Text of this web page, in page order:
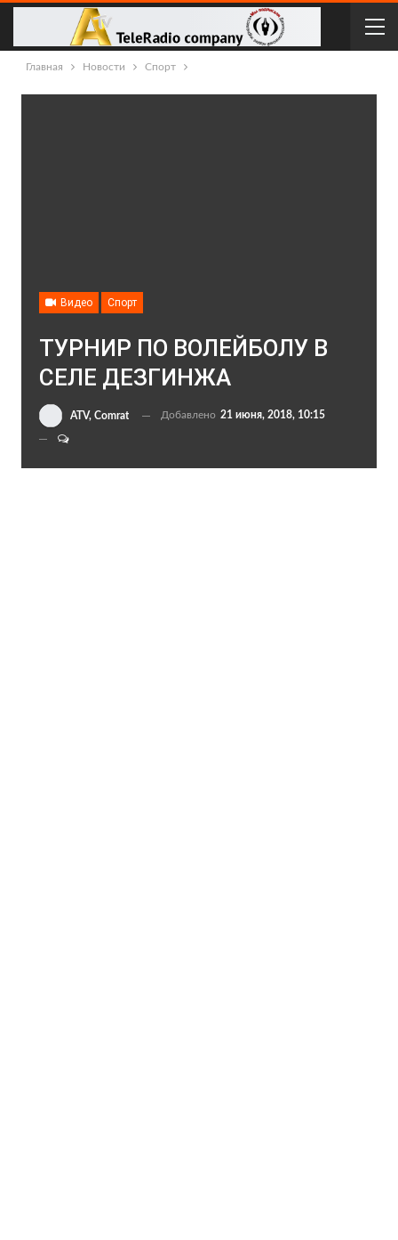
Главная Новости Спорт
Видео Спорт
ТУРНИР ПО ВОЛЕЙБОЛУ В
СЕЛЕ ДЕЗГИНЖА
ATV, Comrat Добавлено 21 июня, 2018, 10:15